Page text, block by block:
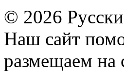
© 2026
Наш сайт
размещаем на